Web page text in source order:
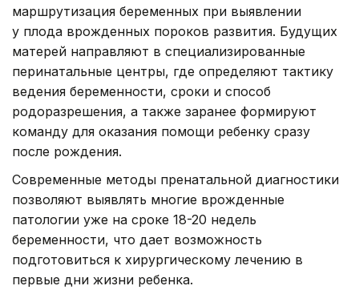
маршрутизация беременных при выявлении
у плода врожденных пороков развития. Будущих
матерей направляют в специализированные
перинатальные центры, где определяют тактику
ведения беременности, сроки и способ
родоразрешения, а также заранее формируют
команду для оказания помощи ребенку сразу
после рождения.
Современные методы пренатальной диагностики
позволяют выявлять многие врожденные
патологии уже на сроке 18-20 недель
беременности, что дает возможность
подготовиться к хирургическому лечению в
первые дни жизни ребенка.